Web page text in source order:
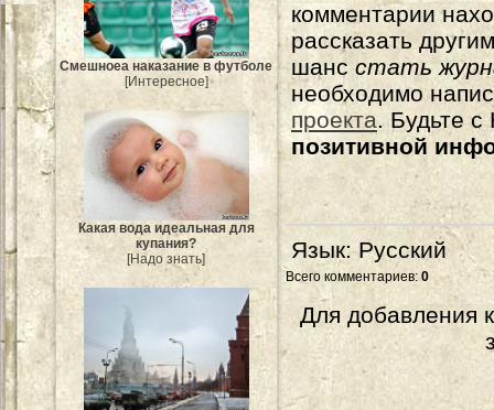
Смешноеа наказание в футболе
[Интересное]
Какая вода идеальная для
купания?
[Надо знать]
комментарии
рассказать
шанс стать
необходимо
проекта. Будьте
позитивной
Язык: Русский
Всего комментариев: 0
Для добавления